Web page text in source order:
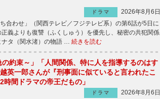
ドラマ
2026年8月6日
合わせ」（関西テレビ／フジテレビ系）の第6話が5日に
義よりも復讐（ふくしゅう）を優先し、秘密の共犯関係
ナタ（関水渚）の物語 … 続きを読む
の約束～」「人間関係、特に人を指導するのはす
英一郎さんが『刑事面に似ていると言われたこ
間ドラマの帝王だもの」
ドラマ
2026年8月6日